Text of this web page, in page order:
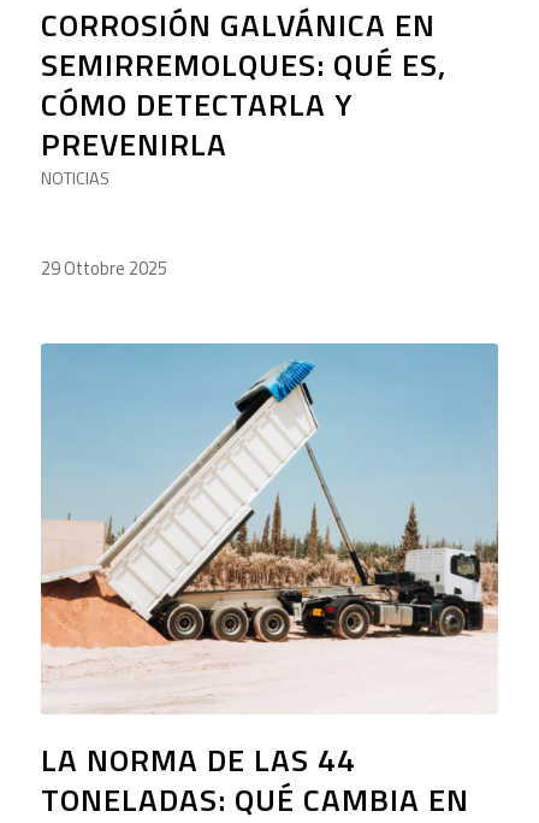
CORROSIÓN GALVÁNICA EN
SEMIRREMOLQUES: QUÉ ES,
CÓMO DETECTARLA Y
PREVENIRLA
NOTICIAS
29 Ottobre 2025
LA NORMA DE LAS 44
TONELADAS: QUÉ CAMBIA EN